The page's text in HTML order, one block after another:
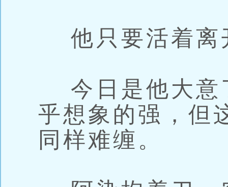
他只要活着离
今日是他大意
乎想象的强，但
同样难缠。